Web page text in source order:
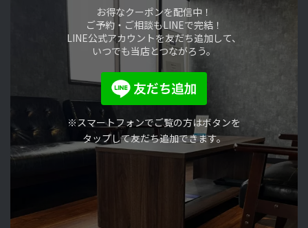
お得なクーポンを配信中！
ご予約・ご相談もLINEで完結！
LINE公式アカウントを友だち追加して、
いつでも当店とつながろう。
※スマートフォンでご覧の方はボタンを
タップして友だち追加できます。